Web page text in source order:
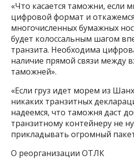
«Что касается таможни, если
цифровой формат и
многочисленных бумажных
будет колоссальным шагом
транзита. Необходима
наличие прямой связи между
таможней».
«Если груз идет морем из
никаких транзитных
надеемся, что таможня даст
транзитному контейнеру не
прикладывать огромный
О реорганизации ОТЛК